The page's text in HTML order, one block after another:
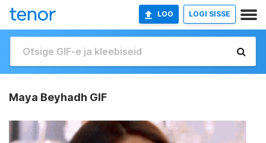
LOO LOGI SISSE
Maya Beyhadh GIF